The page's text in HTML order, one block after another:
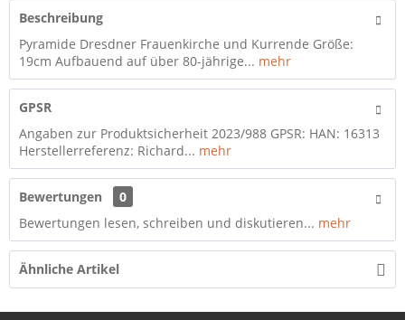
Beschreibung
Pyramide Dresdner Frauenkirche und Kurrende Größe:
19cm Aufbauend auf über 80-jährige... mehr
GPSR
Angaben zur Produktsicherheit 2023/988 GPSR: HAN: 16313
Herstellerreferenz: Richard... mehr
Bewertungen
0
Bewertungen lesen, schreiben und diskutieren... mehr
Ähnliche Artikel